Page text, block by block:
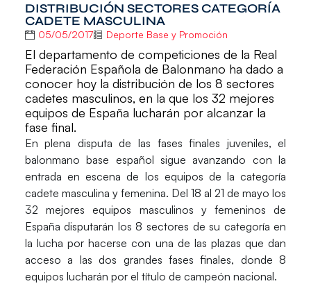
DISTRIBUCIÓN SECTORES CATEGORÍA
CADETE MASCULINA
05/05/2017 Deporte Base y Promoción
El departamento de competiciones de la Real
Federación Española de Balonmano ha dado a
conocer hoy la distribución de los 8 sectores
cadetes masculinos, en la que los 32 mejores
equipos de España lucharán por alcanzar la
fase final.
En plena disputa de las fases finales juveniles, el
balonmano base español sigue avanzando con la
entrada en escena de los equipos de la categoría
cadete masculina y femenina. Del 18 al 21 de mayo los
32 mejores equipos masculinos y femeninos de
España disputarán los 8 sectores de su categoría en
la lucha por hacerse con una de las plazas que dan
acceso a las dos grandes fases finales, donde 8
equipos lucharán por el título de campeón nacional.